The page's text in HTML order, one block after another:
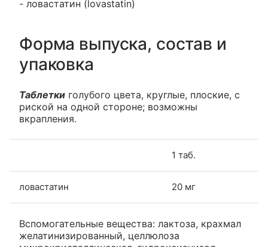
- ловастатин (lovastatin)
Форма выпуска, состав и
упаковка
Таблетки голубого цвета, круглые, плоские, с
риской на одной стороне; возможны
вкрапления.
1 таб.
ловастатин 20 мг
Вспомогательные вещества: лактоза, крахмал
желатинизированный, целлюлоза